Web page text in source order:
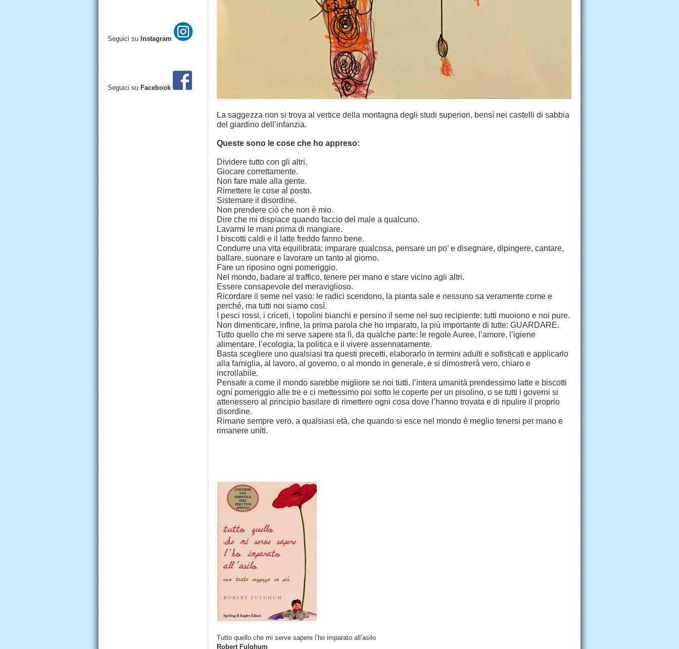
La saggezza non si trova al vertice della montagna degli studi superiori, bensì nei castelli di sabbia
del giardino dell’infanzia.
Queste sono le cose che ho appreso:
Dividere tutto con gli altri.
Giocare correttamente.
Non fare male alla gente.
Rimettere le cose al posto.
Sistemare il disordine.
Non prendere ciò che non è mio.
Dire che mi dispiace quando faccio del male a qualcuno.
Lavarmi le mani prima di mangiare.
I biscotti caldi e il latte freddo fanno bene.
Condurre una vita equilibrata: imparare qualcosa, pensare un po’ e disegnare, dipingere, cantare,
ballare, suonare e lavorare un tanto al giorno.
Fare un riposino ogni pomeriggio.
Nel mondo, badare al traffico, tenere per mano e stare vicino agli altri.
Essere consapevole del meraviglioso.
Ricordare il seme nel vaso: le radici scendono, la pianta sale e nessuno sa veramente come e
perché, ma tutti noi siamo così.
I pesci rossi, i criceti, i topolini bianchi e persino il seme nel suo recipiente: tutti muoiono e noi pure.
Non dimenticare, infine, la prima parola che ho imparato, la più importante di tutte: GUARDARE.
Tutto quello che mi serve sapere sta lì, da qualche parte: le regole Auree, l’amore, l’igiene
alimentare, l’ecologia, la politica e il vivere assennatamente.
Basta scegliere uno qualsiasi tra questi precetti, elaborarlo in termini adulti e sofisticati e applicarlo
alla famiglia, al lavoro, al governo, o al mondo in generale, e si dimostrerà vero, chiaro e
incrollabile.
Pensate a come il mondo sarebbe migliore se noi tutti, l’intera umanità prendessimo latte e biscotti
ogni pomeriggio alle tre e ci mettessimo poi sotto le coperte per un pisolino, o se tutti i governi si
attenessero al principio basilare di rimettere ogni cosa dove l’hanno trovata e di ripulire il proprio
disordine.
Rimane sempre vero, a qualsiasi età, che quando si esce nel mondo è meglio tenersi per mano e
rimanere uniti.
Tutto quello che mi serve sapere l’ho imparato all’asilo
Robert Fulghum
Seguici su Instagram
Seguici su Facebook